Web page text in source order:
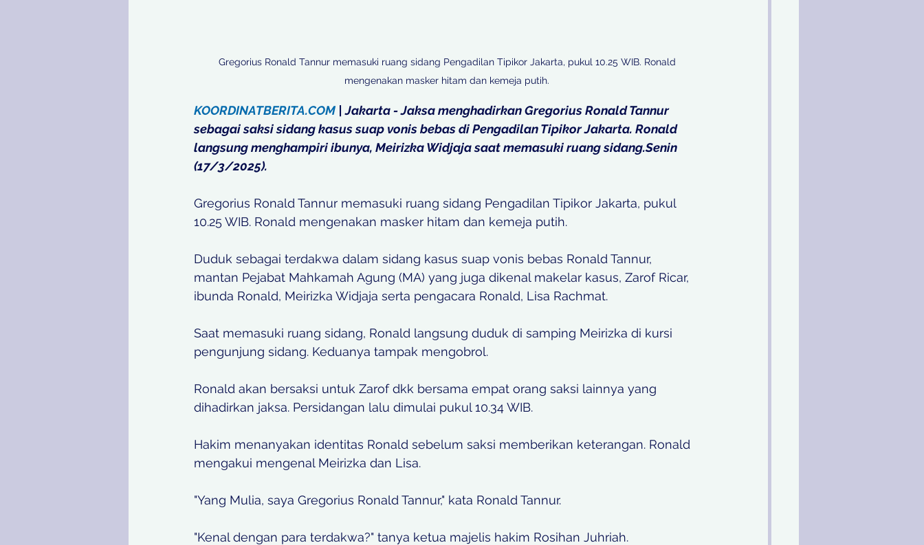
Gregorius Ronald Tannur memasuki ruang sidang Pengadilan Tipikor Jakarta, pukul 10.25 WIB. Ronald
mengenakan masker hitam dan kemeja putih.
KOORDINATBERITA.COM | Jakarta - Jaksa menghadirkan Gregorius Ronald Tannur
sebagai saksi sidang kasus suap vonis bebas di Pengadilan Tipikor Jakarta. Ronald
langsung menghampiri ibunya, Meirizka Widjaja saat memasuki ruang sidang.Senin
(17/3/2025).
Gregorius Ronald Tannur memasuki ruang sidang Pengadilan Tipikor Jakarta, pukul
10.25 WIB. Ronald mengenakan masker hitam dan kemeja putih.
Duduk sebagai terdakwa dalam sidang kasus suap vonis bebas Ronald Tannur,
mantan Pejabat Mahkamah Agung (MA) yang juga dikenal makelar kasus, Zarof Ricar,
ibunda Ronald, Meirizka Widjaja serta pengacara Ronald, Lisa Rachmat.
Saat memasuki ruang sidang, Ronald langsung duduk di samping Meirizka di kursi
pengunjung sidang. Keduanya tampak mengobrol.
Ronald akan bersaksi untuk Zarof dkk bersama empat orang saksi lainnya yang
dihadirkan jaksa. Persidangan lalu dimulai pukul 10.34 WIB.
Hakim menanyakan identitas Ronald sebelum saksi memberikan keterangan. Ronald
mengakui mengenal Meirizka dan Lisa.
"Yang Mulia, saya Gregorius Ronald Tannur," kata Ronald Tannur.
"Kenal dengan para terdakwa?" tanya ketua majelis hakim Rosihan Juhriah.